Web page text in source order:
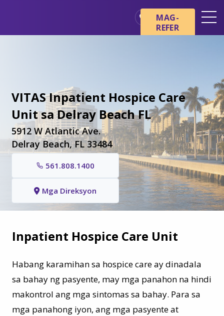
Ang aming mga Serbisyo
Healthcare Professionals
Pamilya at Mga Tagapag-
alaga
MAG-
REFER
VITAS Inpatient Hospice Care
Unit sa Delray Beach FL
5912 W Atlantic Ave.
Delray Beach, FL 33484
561.808.1400
Mga Direksyon
Inpatient Hospice Care Unit
Habang karamihan sa hospice care ay dinadala
sa bahay ng pasyente, may mga panahon na hindi
makontrol ang mga sintomas sa bahay. Para sa
mga panahong iyon, ang mga pasyente at